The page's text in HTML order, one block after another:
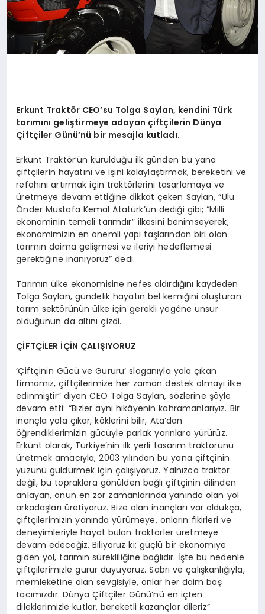
Erkunt Traktör CEO’su Tolga Saylan, kendini Türk
tarımını geliştirmeye adayan çiftçilerin Dünya
Çiftçiler Günü’nü bir mesajla kutladı.
Erkunt Traktör’ün kurulduğu ilk günden bu yana
çiftçilerin hayatını ve işini kolaylaştırmak, bereketini ve
refahını artırmak için traktörlerini tasarlamaya ve
üretmeye devam ettiğine dikkat çeken Saylan, “Ulu
Önder Mustafa Kemal Atatürk’ün dediği gibi; “Milli
ekonominin temeli tarımdır” ilkesini benimseyerek,
ekonomimizin en önemli yapı taşlarından biri olan
tarımın daima gelişmesi ve ileriyi hedeflemesi
gerektiğine inanıyoruz” dedi.
Tarımın ülke ekonomisine nefes aldırdığını kaydeden
Tolga Saylan, gündelik hayatın bel kemiğini oluşturan
tarım sektörünün ülke için gerekli yegâne unsur
olduğunun da altını çizdi.
ÇİFTÇİLER İÇİN ÇALIŞIYORUZ
‘Çiftçinin Gücü ve Gururu’ sloganıyla yola çıkan
firmamız, çiftçilerimize her zaman destek olmayı ilke
edinmiştir” diyen CEO Tolga Saylan, sözlerine şöyle
devam etti: “Bizler aynı hikâyenin kahramanlarıyız. Bir
inançla yola çıkar, köklerini bilir, Ata’dan
öğrendiklerimizin gücüyle parlak yarınlara yürürüz.
Erkunt olarak, Türkiye’nin ilk yerli tasarım traktörünü
üretmek amacıyla, 2003 yılından bu yana çiftçinin
yüzünü güldürmek için çalışıyoruz. Yalnızca traktör
değil, bu topraklara gönülden bağlı çiftçinin dilinden
anlayan, onun en zor zamanlarında yanında olan yol
arkadaşları üretiyoruz. Bize olan inançları var oldukça,
çiftçilerimizin yanında yürümeye, onların fikirleri ve
deneyimleriyle hayat bulan traktörler üretmeye
devam edeceğiz. Biliyoruz ki; güçlü bir ekonomiye
giden yol, tarımın sürekliliğine bağlıdır. İşte bu nedenle
çiftçilerimizle gurur duyuyoruz. Sabrı ve çalışkanlığıyla,
memleketine olan sevgisiyle, onlar her daim baş
tacımızdır. Dünya Çiftçiler Günü’nü en içten
dileklerimizle kutlar, bereketli kazançlar dileriz”